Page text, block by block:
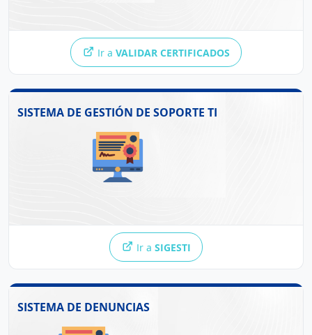
Ir a VALIDAR CERTIFICADOS
SISTEMA DE GESTIÓN DE SOPORTE TI
Ir a SIGESTI
SISTEMA DE DENUNCIAS